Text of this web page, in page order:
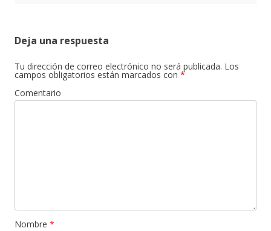
Deja una respuesta
Tu dirección de correo electrónico no será publicada. Los
campos obligatorios están marcados con *
Comentario
Nombre *